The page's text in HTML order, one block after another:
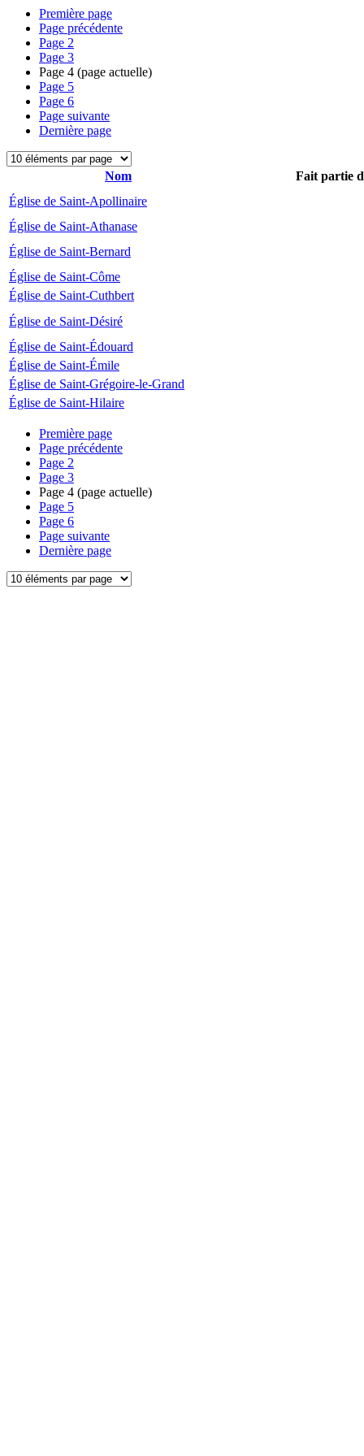
Première page
Page précédente
Page 2
Page 3
Page 4 (page actuelle)
Page 5
Page 6
Page suivante
Dernière page
Nom
Fait partie
Église de Saint-Apollinaire
Église de Saint-Athanase
Église de Saint-Bernard
Église de Saint-Côme
Église de Saint-Cuthbert
Église de Saint-Désiré
Église de Saint-Édouard
Église de Saint-Émile
Église de Saint-Grégoire-le-Grand
Église de Saint-Hilaire
Première page
Page précédente
Page 2
Page 3
Page 4 (page actuelle)
Page 5
Page 6
Page suivante
Dernière page